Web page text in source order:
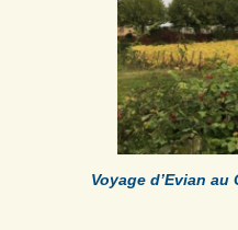
Voyage d’Evian